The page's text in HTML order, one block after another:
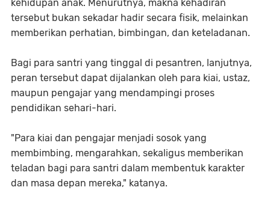
kehidupan anak. Menurutnya, makna kehadiran
tersebut bukan sekadar hadir secara fisik, melainkan
memberikan perhatian, bimbingan, dan keteladanan.
Bagi para santri yang tinggal di pesantren, lanjutnya,
peran tersebut dapat dijalankan oleh para kiai, ustaz,
maupun pengajar yang mendampingi proses
pendidikan sehari-hari.
"Para kiai dan pengajar menjadi sosok yang
membimbing, mengarahkan, sekaligus memberikan
teladan bagi para santri dalam membentuk karakter
dan masa depan mereka," katanya.